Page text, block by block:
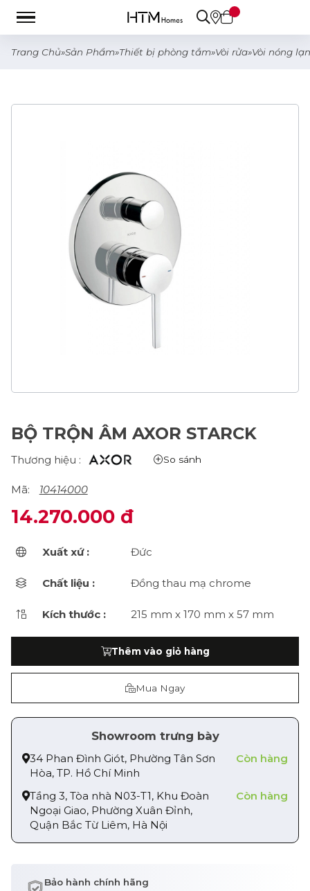
Trang Chủ»Sản Phẩm»Thiết bị phòng tắm»Vòi rửa»Vòi nóng
BỘ TRỘN ÂM AXOR STARCK
Thương hiệu : So sánh
Mã: 10414000
14.270.000 đ
Xuất xứ : Đức
Chất liệu : Đồng thau mạ chrome
Kích thước : 215 mm x 170 mm x 57 mm
Thêm vào giỏ hàng
Mua Ngay
Showroom trưng bày
34 Phan Đình Giót, Phường Tân Sơn
Hòa, TP. Hồ Chí Minh
Còn hàng
Tầng 3, Tòa nhà N03-T1, Khu Đoàn
Ngoại Giao, Phường Xuân Đỉnh,
Quận Bắc Từ Liêm, Hà Nội
Còn hàng
Bảo hành chính hãng